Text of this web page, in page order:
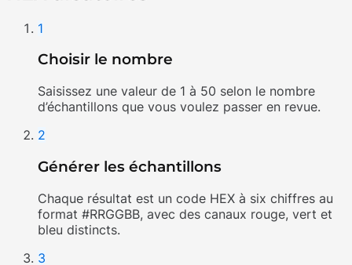
1
Choisir le nombre
Saisissez une valeur de 1 à 50 selon le nombre
d’échantillons que vous voulez passer en revue.
2
Générer les échantillons
Chaque résultat est un code HEX à six chiffres au
format #RRGGBB, avec des canaux rouge, vert et
bleu distincts.
3